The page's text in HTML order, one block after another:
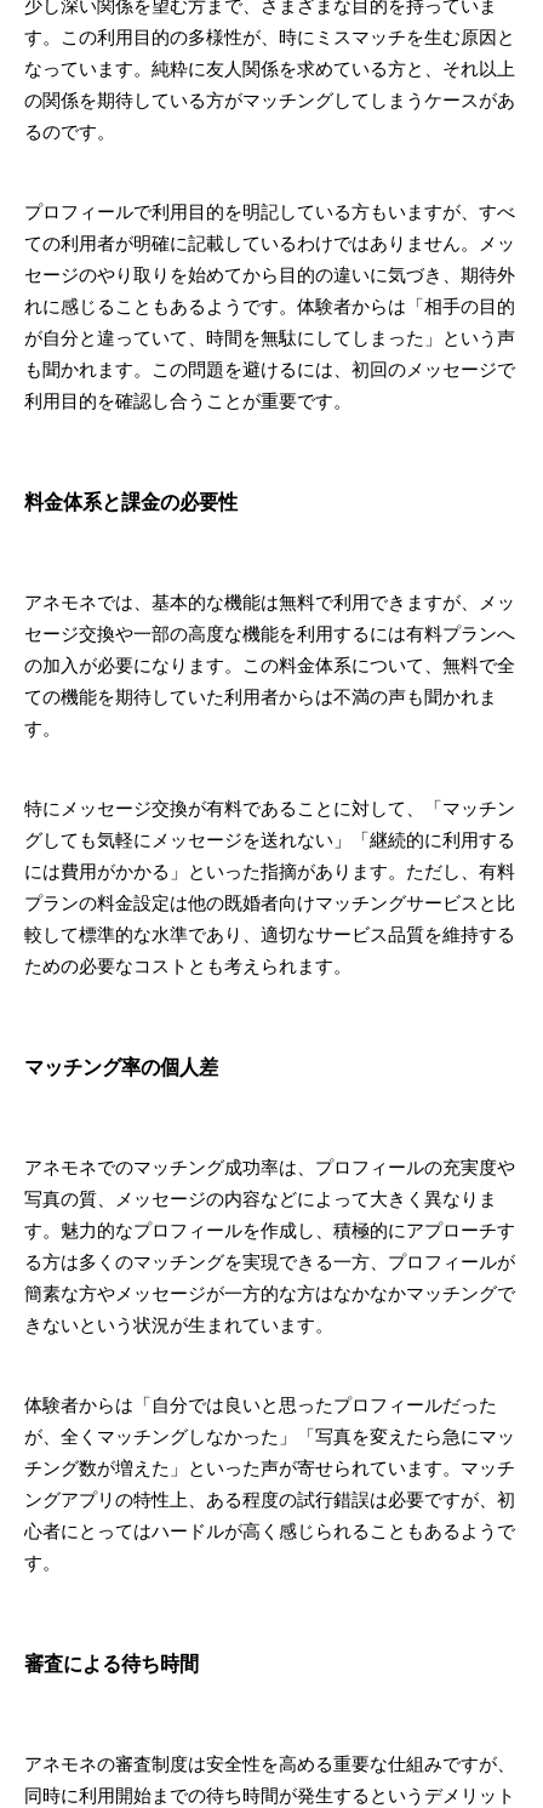
少し深い関係を望む方まで、さまざまな目的を持っていま
す。この利用目的の多様性が、時にミスマッチを生む原因と
なっています。純粋に友人関係を求めている方と、それ以上
の関係を期待している方がマッチングしてしまうケースがあ
るのです。
プロフィールで利用目的を明記している方もいますが、すべ
ての利用者が明確に記載しているわけではありません。メッ
セージのやり取りを始めてから目的の違いに気づき、期待外
れに感じることもあるようです。体験者からは「相手の目的
が自分と違っていて、時間を無駄にしてしまった」という声
も聞かれます。この問題を避けるには、初回のメッセージで
利用目的を確認し合うことが重要です。
料金体系と課金の必要性
アネモネでは、基本的な機能は無料で利用できますが、メッ
セージ交換や一部の高度な機能を利用するには有料プランへ
の加入が必要になります。この料金体系について、無料で全
ての機能を期待していた利用者からは不満の声も聞かれま
す。
特にメッセージ交換が有料であることに対して、「マッチン
グしても気軽にメッセージを送れない」「継続的に利用する
には費用がかかる」といった指摘があります。ただし、有料
プランの料金設定は他の既婚者向けマッチングサービスと比
較して標準的な水準であり、適切なサービス品質を維持する
ための必要なコストとも考えられます。
マッチング率の個人差
アネモネでのマッチング成功率は、プロフィールの充実度や
写真の質、メッセージの内容などによって大きく異なりま
す。魅力的なプロフィールを作成し、積極的にアプローチす
る方は多くのマッチングを実現できる一方、プロフィールが
簡素な方やメッセージが一方的な方はなかなかマッチングで
きないという状況が生まれています。
体験者からは「自分では良いと思ったプロフィールだった
が、全くマッチングしなかった」「写真を変えたら急にマッ
チング数が増えた」といった声が寄せられています。マッチ
ングアプリの特性上、ある程度の試行錯誤は必要ですが、初
心者にとってはハードルが高く感じられることもあるようで
す。
審査による待ち時間
アネモネの審査制度は安全性を高める重要な仕組みですが、
同時に利用開始までの待ち時間が発生するというデメリット